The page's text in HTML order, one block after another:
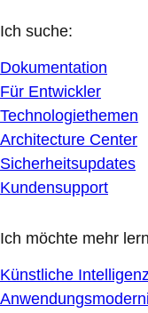
Ich suche:
Dokumentation
Für Entwickler
Technologiethemen
Architecture Center
Sicherheitsupdates
Kundensupport
Ich möchte mehr
Künstliche